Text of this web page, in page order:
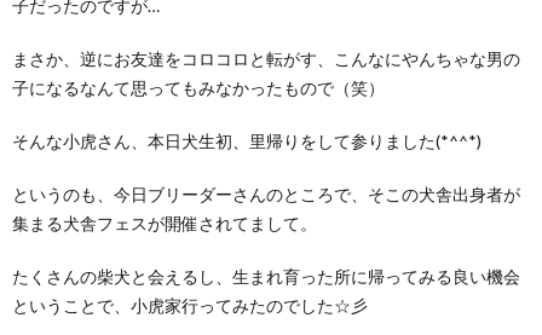
子だったのですが…
まさか、逆にお友達をコロコロと転がす、こんなにやんちゃな男の
子になるなんて思ってもみなかったもので（笑）
そんな小虎さん、本日犬生初、里帰りをして参りました(*^^*)
というのも、今日ブリーダーさんのところで、そこの犬舎出身者が
集まる犬舎フェスが開催されてまして。
たくさんの柴犬と会えるし、生まれ育った所に帰ってみる良い機会
ということで、小虎家行ってみたのでした☆彡